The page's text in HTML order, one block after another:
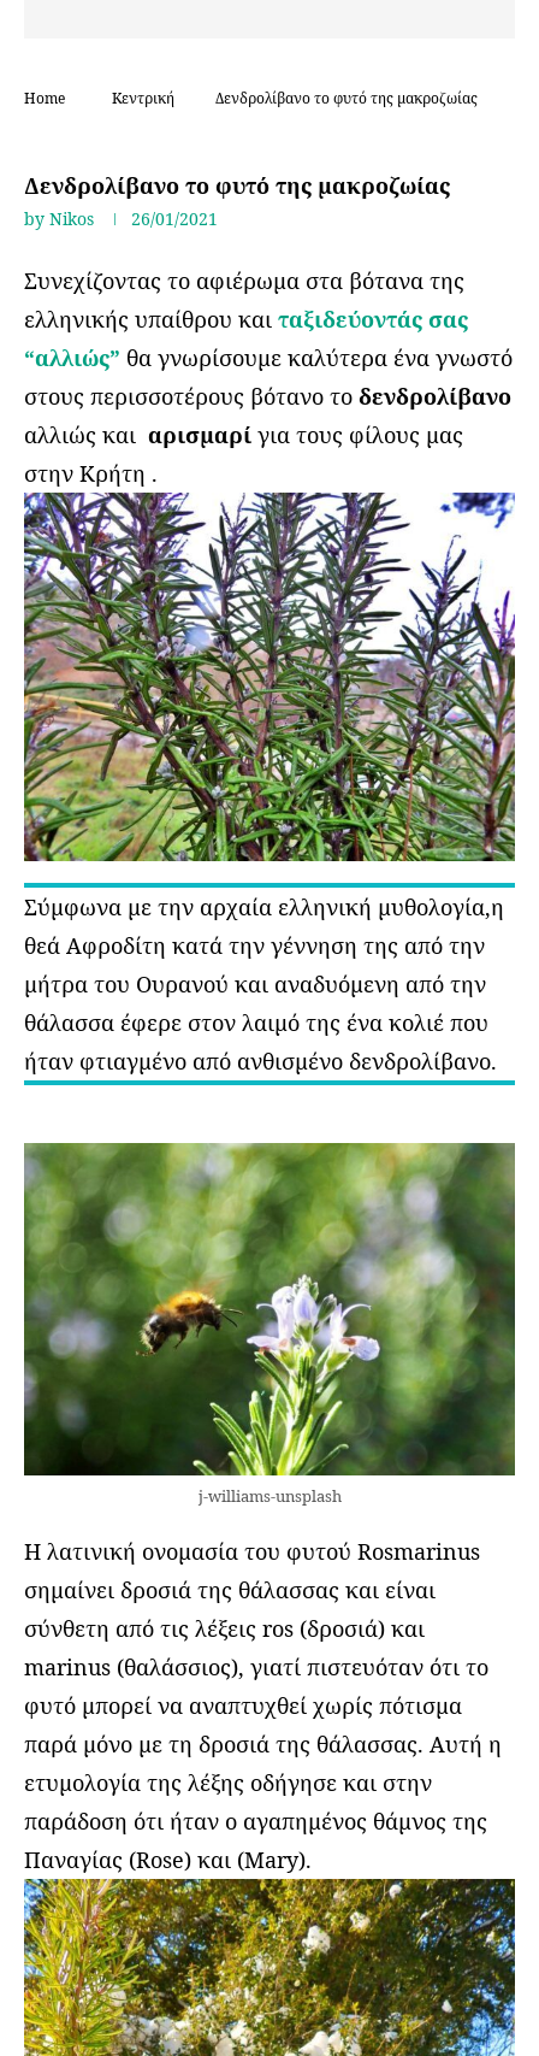
Home Κεντρική Δενδρολίβανο το φυτό της μακροζωίας
Δενδρολίβανο το φυτό της μακροζωίας
by Nikos 26/01/2021
Συνεχίζοντας το αφιέρωμα στα βότανα της
ελληνικής υπαίθρου και ταξιδεύοντάς σας
“αλλιώς” θα γνωρίσουμε καλύτερα ένα γνωστό
στους περισσοτέρους βότανο το δενδρολίβανο
αλλιώς και αρισμαρί για τους φίλους μας
στην Κρήτη .
Σύμφωνα με την αρχαία ελληνική μυθολογία,η
θεά Αφροδίτη κατά την γέννηση της από την
μήτρα του Ουρανού και αναδυόμενη από την
θάλασσα έφερε στον λαιμό της ένα κολιέ που
ήταν φτιαγμένο από ανθισμένο δενδρολίβανο.
j-williams-unsplash
Η λατινική ονομασία του φυτού Rosmarinus
σημαίνει δροσιά της θάλασσας και είναι
σύνθετη από τις λέξεις ros (δροσιά) και
marinus (θαλάσσιος), γιατί πιστευόταν ότι το
φυτό μπορεί να αναπτυχθεί χωρίς πότισμα
παρά μόνο με τη δροσιά της θάλασσας. Αυτή η
ετυμολογία της λέξης οδήγησε και στην
παράδοση ότι ήταν ο αγαπημένος θάμνος της
Παναγίας (Rose) και (Mary).